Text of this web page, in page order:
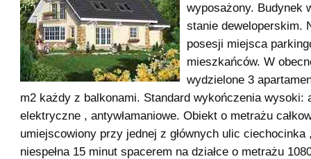
wyposażony. Budynek
stanie deweloperskim.
posesji miejsca
mieszkańców. W
wydzielone 3
m2 każdy z balkonami. Standard wykończenia wysoki:
elektryczne , antywłamaniowe. Obiekt o metrażu
umiejscowiony przy jednej z głównych ulic ciechocinka
niespełna 15 minut spacerem na działce o metrażu